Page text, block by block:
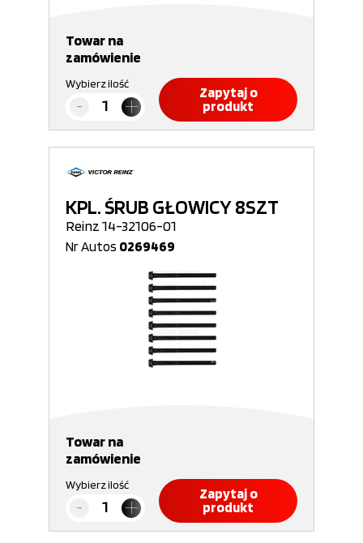
Towar na
zamówienie
Wybierz ilość
Zapytaj o
produkt
KPL. ŚRUB GŁOWICY 8SZT
Reinz 14-32106-01
Nr Autos 0269469
Towar na
zamówienie
Wybierz ilość
Zapytaj o
produkt